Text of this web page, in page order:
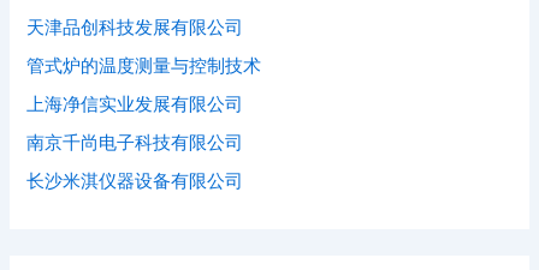
天津品创科技发展有限公司
管式炉的温度测量与控制技术
上海净信实业发展有限公司
南京千尚电子科技有限公司
长沙米淇仪器设备有限公司